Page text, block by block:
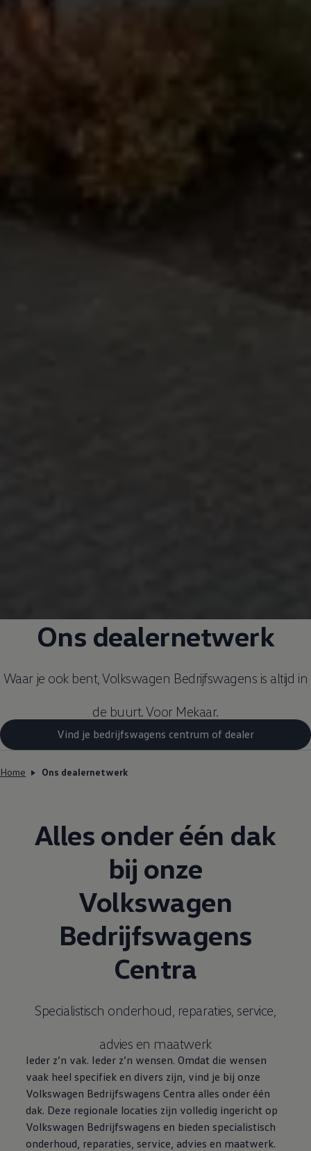
Ons dealernetwerk
Waar je ook bent, Volkswagen Bedrijfswagens is altijd in
de buurt. Voor Mekaar.
Vind je bedrijfswagens centrum of dealer
Home Ons dealernetwerk
Alles onder één dak
bij onze
Volkswagen
Bedrijfswagens
Centra
Specialistisch onderhoud, reparaties, service,
advies en maatwerk
Ieder z’n vak. Ieder z’n wensen. Omdat die wensen
vaak heel specifiek en divers zijn, vind je bij onze
Volkswagen Bedrijfswagens Centra alles onder één
dak. Deze regionale locaties zijn volledig ingericht op
Volkswagen Bedrijfswagens en bieden specialistisch
onderhoud, reparaties, service, advies en maatwerk.